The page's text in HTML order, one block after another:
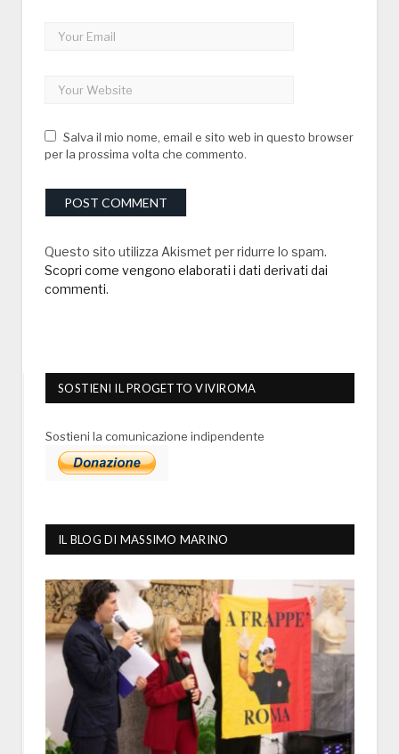
Salva il mio nome, email e sito web in questo browser
per la prossima volta che commento.
Questo sito utilizza Akismet per ridurre lo spam.
Scopri come vengono elaborati i dati derivati dai
commenti.
SOSTIENI IL PROGETTO VIVIROMA
Sostieni la comunicazione indipendente
IL BLOG DI MASSIMO MARINO